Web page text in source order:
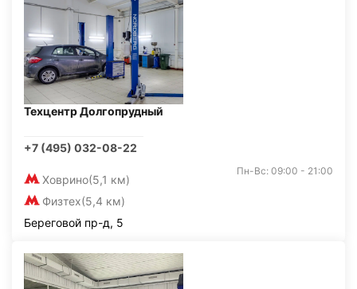
Техцентр Долгопрудный
+7 (495) 032-08-22
Ховрино(5,1 км)
Физтех(5,4 км)
Пн-Вс: 09:00 - 21:00
Береговой пр-д, 5